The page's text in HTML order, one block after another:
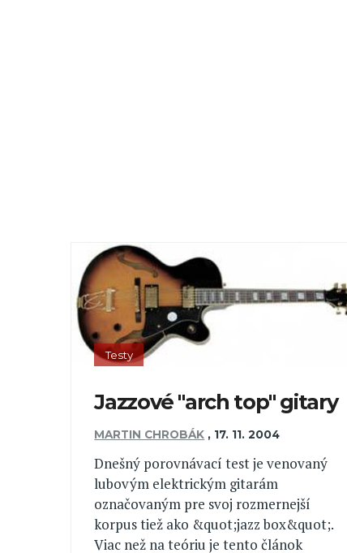
Testy
Jazzové "arch top" gitary
MARTIN CHROBÁK , 17. 11. 2004
Dnešný porovnávací test je venovaný
lubovým elektrickým gitarám
označovaným pre svoj rozmernejší
korpus tiež ako &quot;jazz box&quot;.
Viac než na teóriu je tento článok